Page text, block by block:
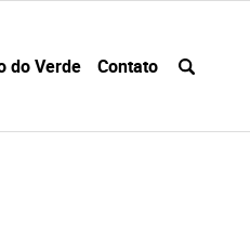
do Verde Contato